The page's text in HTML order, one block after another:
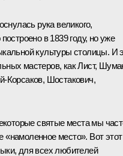
рука великого,
в 1839 году, но уже
культуры столицы. И
мастеров, как Лист,
Корсаков, Шостакович,
святые места мы
«намоленное место». Вот этот
для всех любителей